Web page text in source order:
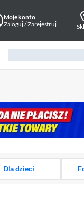
Moje konto
Zaloguj / Zarejestruj
element 1 z 13
Dla dzieci